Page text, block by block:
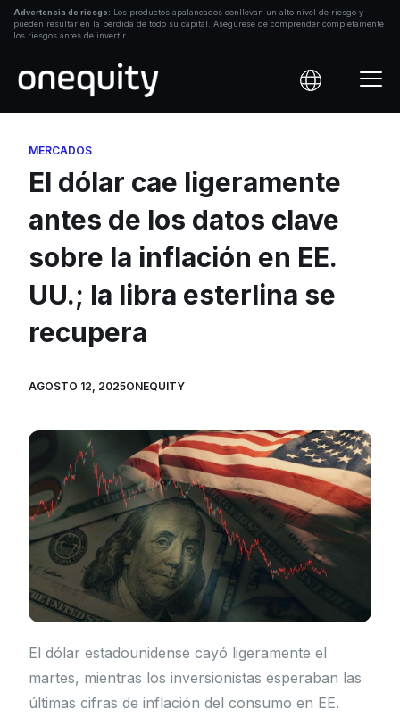
Advertencia de riesgo: Los productos apalancados conllevan un alto nivel de riesgo y
pueden resultar en la pérdida de todo su capital. Asegúrese de comprender completamente
los riesgos antes de invertir.
MERCADOS
El dólar cae ligeramente
antes de los datos clave
sobre la inflación en EE.
UU.; la libra esterlina se
recupera
AGOSTO 12, 2025ONEQUITY
El dólar estadounidense cayó ligeramente el
martes, mientras los inversionistas esperaban las
últimas cifras de inflación del consumo en EE.